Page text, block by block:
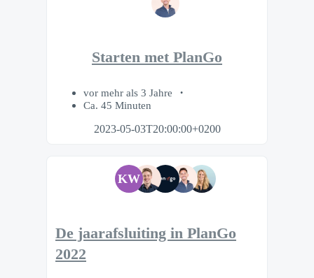
Starten met PlanGo
vor mehr als 3 Jahre
Ca. 45 Minuten
2023-05-03T20:00:00+0200
KW
De jaarafsluiting in PlanGo
2022